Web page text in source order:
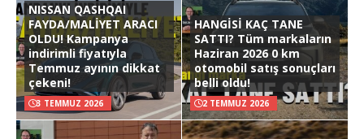
NISSAN QASHQAI
FAYDA/MALİYET ARACI
OLDU! Kampanya
indirimli fiyatıyla
Temmuz ayının dikkat
çekeni!
3 TEMMUZ 2026
HANGİSİ KAÇ TANE
SATTI? Tüm markaların
Haziran 2026 0 km
otomobil satış sonuçları
belli oldu!
2 TEMMUZ 2026